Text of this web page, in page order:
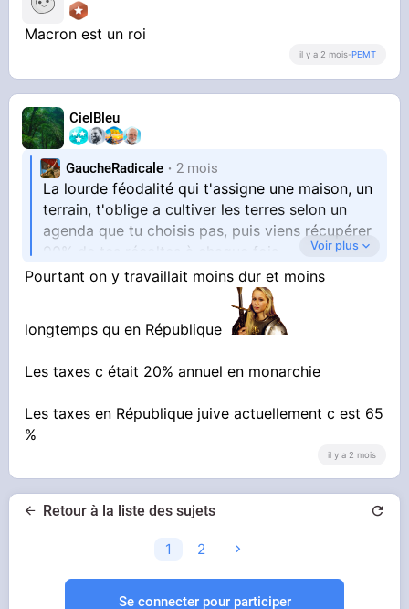
Macron est un roi
il y a 2 mois-PEMT
CielBleu
GaucheRadicale 2 mois
La lourde féodalité qui t'assigne une maison, un
terrain, t'oblige a cultiver les terres selon un
agenda que tu choisis pas, puis viens récupérer
90% de tes récoltes à chaque fois
La lourde féodalité qui considère que le travail
"c'est pour les gueux"
Voir plus
Pourtant on y travaillait moins dur et moins
longtemps qu en République
Les taxes c était 20% annuel en monarchie
Les taxes en République juive actuellement c est 65
%
il y a 2 mois
Retour à la liste des sujets
1 2
Se connecter pour participer